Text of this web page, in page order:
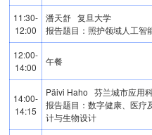
11:30-
12:00
潘天舒 复旦大学
报告题目：照护领域人工智
12:00-
14:00
午餐
14:00-
14:15
Päivi Haho 芬兰城市应用
报告题目：数字健康、医疗
计与生物设计